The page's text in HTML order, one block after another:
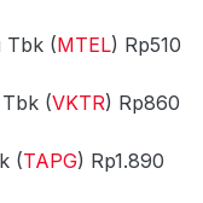
Tbk (MTEL) Rp510
(VKTR) Rp860
(TAPG) Rp1.890